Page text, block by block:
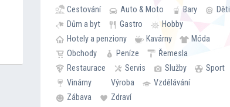
Cestování Auto & Moto Bary
Děti
Dům a byt
Gastro
Hobby
Hotely a penziony
Kavárny
Móda
Obchody
Peníze
Řemesla
Restaurace
Servis Služby
Sport
Vinárny
Výroba
Vzdělávání
Zábava
Zdraví